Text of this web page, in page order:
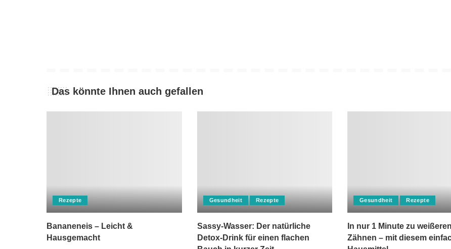
Das könnte Ihnen auch gefallen
Rezepte
Bananeneis – Leicht &
Hausgemacht
Gesundheit Rezepte
Sassy-Wasser: Der natürliche
Detox-Drink für einen flachen
Gesundheit Rezepte
In nur 1 Minute zu weißeren
Zähnen – mit diesem